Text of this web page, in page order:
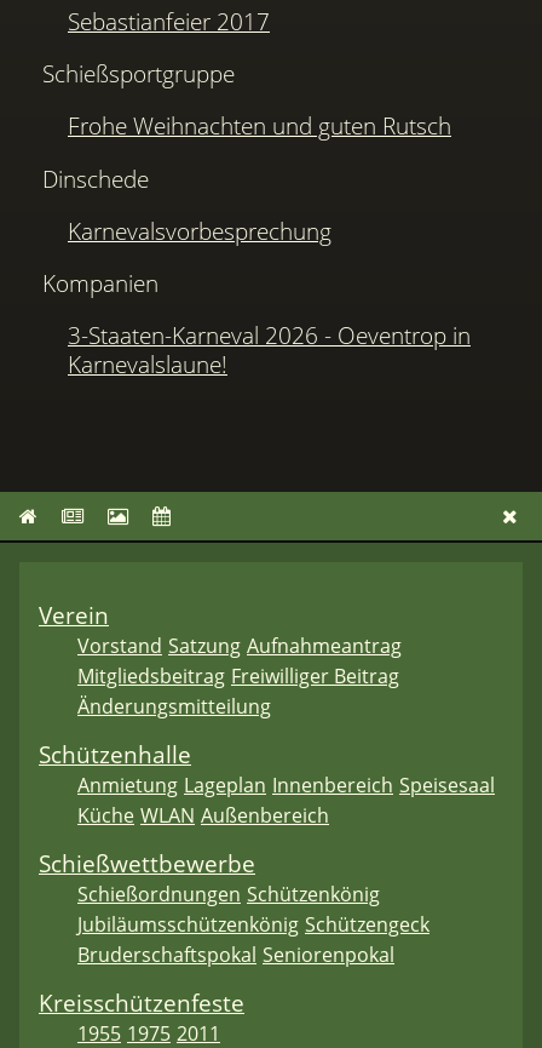
Sebastianfeier 2017
Schießsportgruppe
Frohe Weihnachten und guten Rutsch
Dinschede
Karnevalsvorbesprechung
Kompanien
3-Staaten-Karneval 2026 - Oeventrop in
Karnevalslaune!
Verein
Vorstand Satzung Aufnahmeantrag
Mitgliedsbeitrag Freiwilliger Beitrag
Änderungsmitteilung
Schützenhalle
Anmietung Lageplan Innenbereich Speisesaal
Küche WLAN Außenbereich
Schießwettbewerbe
Schießordnungen Schützenkönig
Jubiläumsschützenkönig Schützengeck
Bruderschaftspokal Seniorenpokal
Kreisschützenfeste
1955 1975 2011